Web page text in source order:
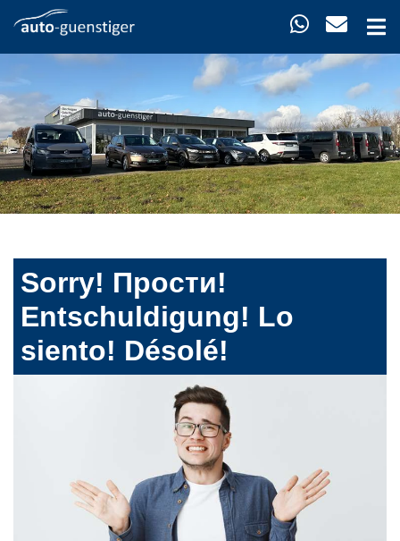
Sorry! Прости!
Entschuldigung! Lo
siento! Désolé!